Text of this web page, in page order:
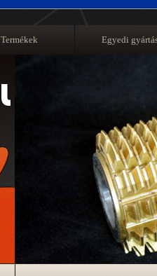
Termékek Egyedi